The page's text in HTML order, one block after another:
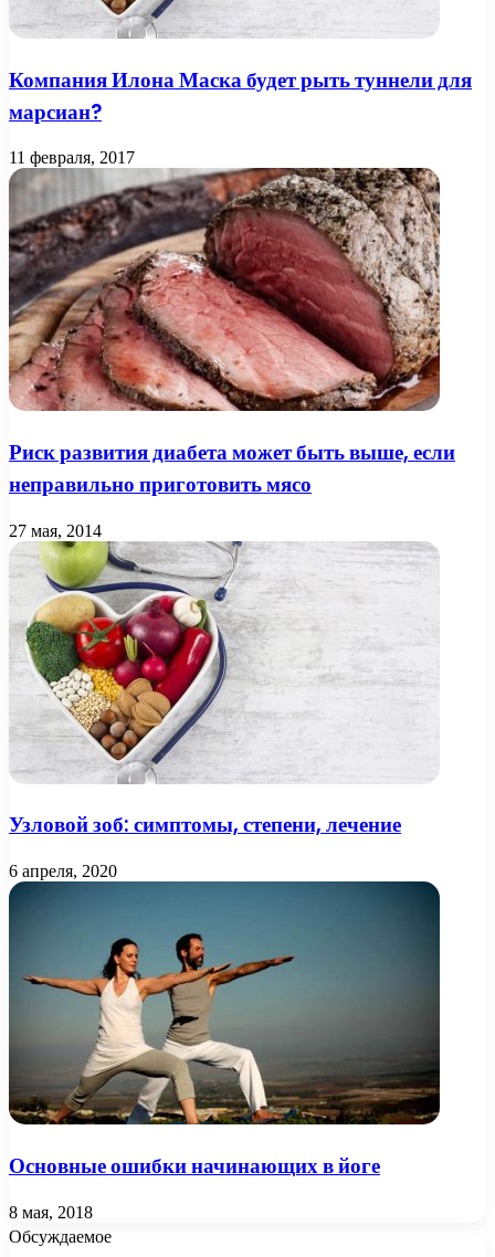
Компания Илона Маска будет рыть туннели для
марсиан?
11 февраля, 2017
Риск развития диабета может быть выше, если
неправильно приготовить мясо
27 мая, 2014
Узловой зоб: симптомы, степени, лечение
6 апреля, 2020
Основные ошибки начинающих в йоге
8 мая, 2018
Обсуждаемое